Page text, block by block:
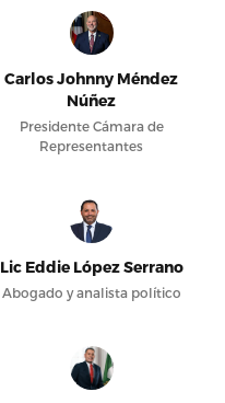
Carlos Johnny Méndez
Núñez
Presidente Cámara de
Representantes
Lic Eddie López Serrano
Abogado y analista político